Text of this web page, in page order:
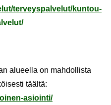
ter­veys­pal­ve­lut/kun­tou­
alu­eel­la on mah­dol­lis­ta
tääl­tä:
​asiointi/